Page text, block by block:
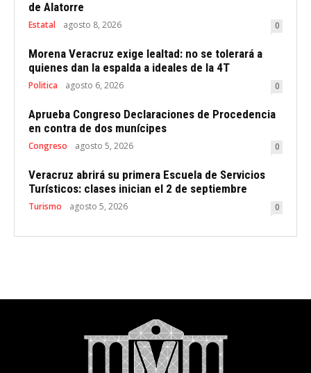
de Alatorre
Estatal agosto 8, 2026 0
Morena Veracruz exige lealtad: no se tolerará a
quienes dan la espalda a ideales de la 4T
Politica agosto 6, 2026 0
Aprueba Congreso Declaraciones de Procedencia
en contra de dos munícipes
Congreso agosto 5, 2026 0
Veracruz abrirá su primera Escuela de Servicios
Turísticos: clases inician el 2 de septiembre
Turismo agosto 5, 2026 0